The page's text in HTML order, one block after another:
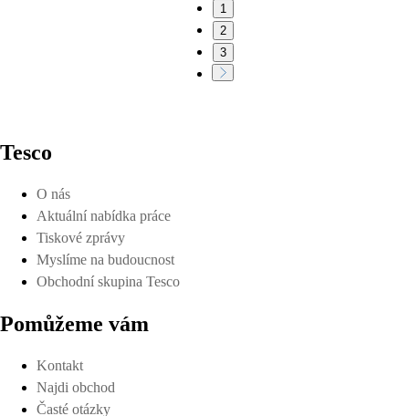
1
2
3
Tesco
O nás
Aktuální nabídka práce
Tiskové zprávy
Myslíme na budoucnost
Obchodní skupina Tesco
Pomůžeme vám
Kontakt
Najdi obchod
Časté otázky